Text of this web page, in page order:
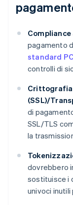
Compliance
pagamento
standard
controlli di
Crittografia
(SSL)/
di
SSL/TLS
la
dovrebbero
sostituisce i
univoci